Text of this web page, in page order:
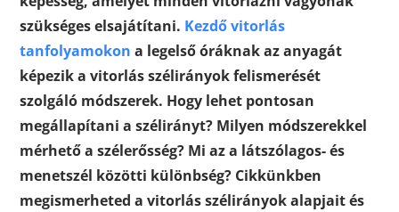
szükséges elsajátítani. Kezdő vitorlás
tanfolyamokon a legelső óráknak az anyagát
képezik a vitorlás szélirányok felismerését
szolgáló módszerek. Hogy lehet pontosan
megállapítani a szélirányt? Milyen módszerekkel
mérhető a szélerősség? Mi az a látszólagos- és
menetszél közötti különbség? Cikkünkben
megismerheted a vitorlás szélirányok alapjait és